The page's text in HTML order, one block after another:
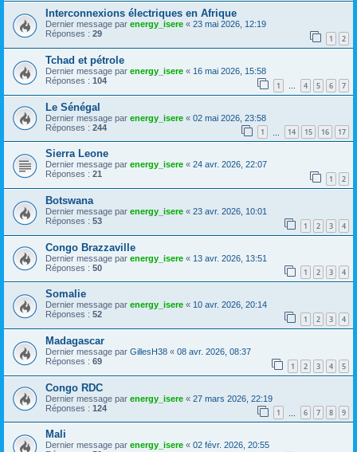
Interconnexions électriques en Afrique
Dernier message par energy_isere « 23 mai 2026, 12:19
Réponses : 29 1 2
Tchad et pétrole
Dernier message par energy_isere « 16 mai 2026, 15:58
Réponses : 104 1 … 4 5 6 7
Le Sénégal
Dernier message par energy_isere « 02 mai 2026, 23:58
Réponses : 244 1 14 15 16 17
Sierra Leone
Dernier message par energy_isere « 24 avr. 2026, 22:07
Réponses : 21 1 2
Botswana
Dernier message par energy_isere « 23 avr. 2026, 10:01
Réponses : 53 1 2 3 4
Congo Brazzaville
Dernier message par energy_isere « 13 avr. 2026, 13:51
Réponses : 50 1 2 3 4
Somalie
Dernier message par energy_isere « 10 avr. 2026, 20:14
Réponses : 52 1 2 3 4
Madagascar
Dernier message par GillesH38 « 08 avr. 2026, 08:37
Réponses : 69 1 2 3 4 5
Congo RDC
Dernier message par energy_isere « 27 mars 2026, 22:19
Réponses : 124 1 6 7 8 9
Mali
Dernier message par energy_isere « 02 févr. 2026, 20:55